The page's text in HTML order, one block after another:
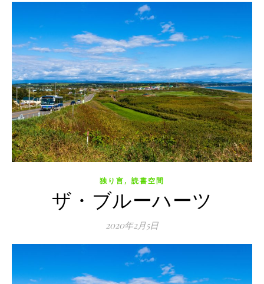
独り言, 読書空間
ザ・ブルーハーツ
2020年2月5日